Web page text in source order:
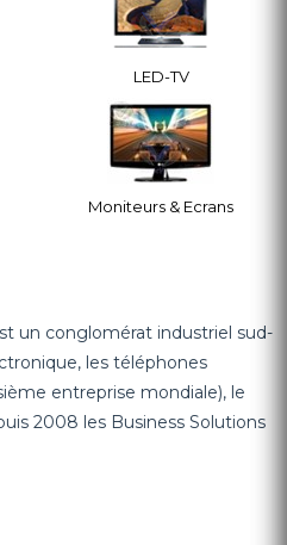
LED-TV
Moniteurs & Ecrans
un conglomérat industriel sud-
les téléphones
entreprise mondiale), le
2008 les Business Solutions